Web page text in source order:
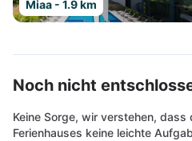
Miaa - 1.9 km
Noch nicht
Keine Sorge, wir verstehen,
Ferienhauses keine leichte